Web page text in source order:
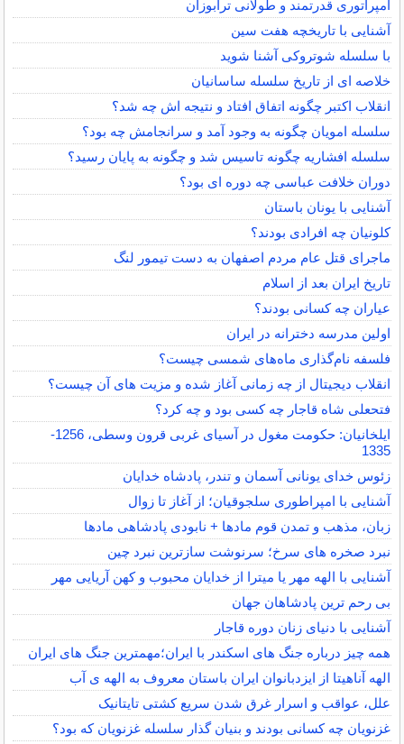
امپراتوری قدرتمند و طولانی ترابوزان
آشنایی با تاریخچه هفت سین
با سلسله شوتروکی آشنا شوید
خلاصه ای از تاریخ سلسله ساسانیان
انقلاب اکتبر چگونه اتفاق افتاد و نتیجه اش چه شد؟
سلسله امویان چگونه به وجود آمد و سرانجامش چه بود؟
سلسله افشاریه چگونه تاسیس شد و چگونه به پایان رسید؟
دوران خلافت عباسی چه دوره ای بود؟
آشنایی با یونان باستان
کلونیان چه افرادی بودند؟
ماجرای قتل عام مردم اصفهان به دست تیمور لنگ
تاریخ ایران بعد از اسلام
عیاران چه کسانی بودند؟
اولین مدرسه دخترانه در ایران
فلسفه نام‌گذاری ماه‌های شمسی چیست؟
انقلاب دیجیتال از چه زمانی آغاز شده و مزیت های آن چیست؟
فتحعلی شاه قاجار چه کسی بود و چه کرد؟
ایلخانیان: حکومت مغول در آسیای غربی قرون وسطی، 1256-
1335
زئوس خدای یونانی آسمان و تندر، پادشاه خدایان
آشنایی با امپراطوری سلجوقیان؛ از آغاز تا زوال
زبان، مذهب و تمدن قوم مادها + نابودی پادشاهی مادها
نبرد صخره های سرخ؛ سرنوشت سازترین نبرد چین
آشنایی با الهه مهر یا میترا از خدایان محبوب و کهن آریایی مهر
بی رحم ترین پادشاهان جهان
آشنایی با دنیای زنان دوره قاجار
همه چیز درباره جنگ های اسکندر با ایران؛مهمترین جنگ های ایران
الهه آناهیتا از ایزدبانوان ایران باستان معروف به الهه ی آب
علل، عواقب و اسرار غرق شدن سریع کشتی تایتانیک
غزنویان چه کسانی بودند و بنیان گذار سلسله غزنویان که بود؟